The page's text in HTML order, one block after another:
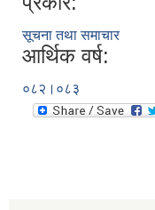
सूचना तथा समाचार
आर्थिक वर्ष:
०८२।०८३